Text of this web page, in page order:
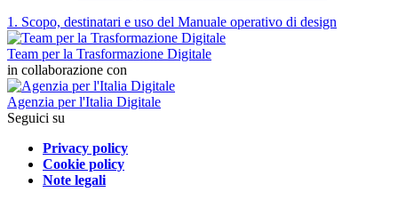
1. Scopo, destinatari e uso del Manuale operativo di design
Team per la Trasformazione Digitale
in collaborazione con
Agenzia per l'Italia Digitale
Seguici su
Privacy policy
Cookie policy
Note legali